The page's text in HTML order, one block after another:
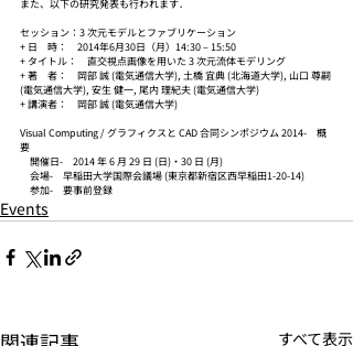
また、以下の研究発表も行われます．
セッション：3 次元モデルとファブリケーション
+ 日　時：　2014年6月30日（月）14:30 – 15:50
+ タイトル：　直交視点画像を用いた 3 次元流体モデリング
+ 著　者：　岡部 誠 (電気通信大学), 土橋 宜典 (北海道大学), 山口 尊嗣
(電気通信大学), 安生 健一, 尾内 理紀夫 (電気通信大学)
+ 講演者：　岡部 誠 (電気通信大学)
Visual Computing / グラフィクスと CAD 合同シンポジウム 2014-　概
要
開催日-　2014 年 6 月 29 日 (日)・30 日 (月)
会場-　早稲田大学国際会議場 (東京都新宿区西早稲田1-20-14)
参加-　要事前登録
Events
すべて表示